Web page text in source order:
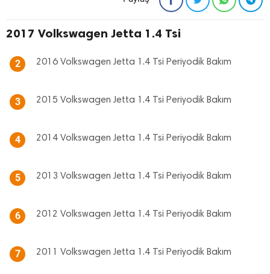
2017 Volkswagen Jetta 1.4 Tsi
2 2016 Volkswagen Jetta 1.4 Tsi Periyodik Bakım
3 2015 Volkswagen Jetta 1.4 Tsi Periyodik Bakım
4 2014 Volkswagen Jetta 1.4 Tsi Periyodik Bakım
5 2013 Volkswagen Jetta 1.4 Tsi Periyodik Bakım
6 2012 Volkswagen Jetta 1.4 Tsi Periyodik Bakım
7 2011 Volkswagen Jetta 1.4 Tsi Periyodik Bakım